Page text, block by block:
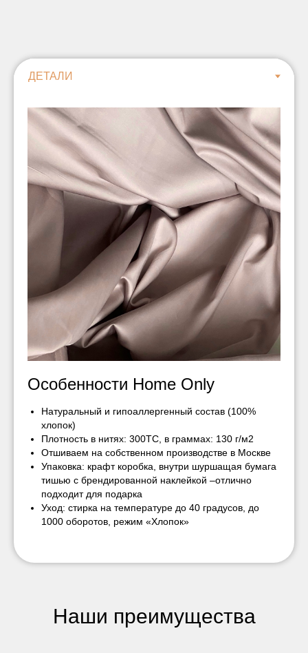
Особенности Home Only
Натуральный и гипоаллергенный состав (100%
хлопок)
Плотность в нитях: 300ТС, в граммах: 130 г/м2
Отшиваем на собственном производстве в Москве
Упаковка: крафт коробка, внутри шуршащая бумага
тишью с брендированной наклейкой –отлично
подходит для подарка
Уход: стирка на температуре до 40 градусов, до
1000 оборотов, режим «Хлопок»
Наши преимущества